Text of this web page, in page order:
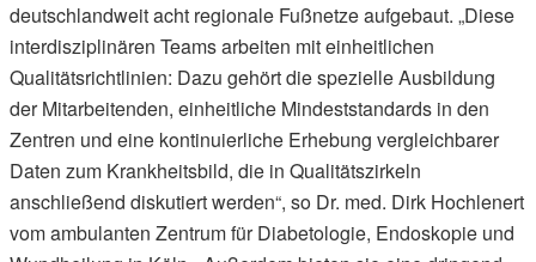
deutschlandweit acht regionale Fußnetze aufgebaut. „Diese
interdisziplinären Teams arbeiten mit einheitlichen
Qualitätsrichtlinien: Dazu gehört die spezielle Ausbildung
der Mitarbeitenden, einheitliche Mindeststandards in den
Zentren und eine kontinuierliche Erhebung vergleichbarer
Daten zum Krankheitsbild, die in Qualitätszirkeln
anschließend diskutiert werden“, so Dr. med. Dirk Hochlenert
vom ambulanten Zentrum für Diabetologie, Endoskopie und